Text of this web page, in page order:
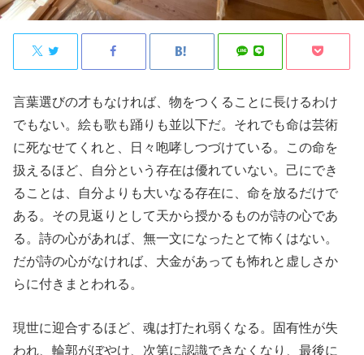
言葉選びの才もなければ、物をつくることに長けるわけ
でもない。絵も歌も踊りも並以下だ。それでも命は芸術
に死なせてくれと、日々咆哮しつづけている。この命を
扱えるほど、自分という存在は優れていない。己にでき
ることは、自分よりも大いなる存在に、命を放るだけで
ある。その見返りとして天から授かるものが詩の心であ
る。詩の心があれば、無一文になったとて怖くはない。
だが詩の心がなければ、大金があっても怖れと虚しさか
らに付きまとわれる。
現世に迎合するほど、魂は打たれ弱くなる。固有性が失
われ、輪郭がぼやけ、次第に認識できなくなり、最後に